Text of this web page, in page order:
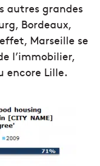
autres grandes
Bordeaux,
Marseille se
l’immobilier,
encore Lille.